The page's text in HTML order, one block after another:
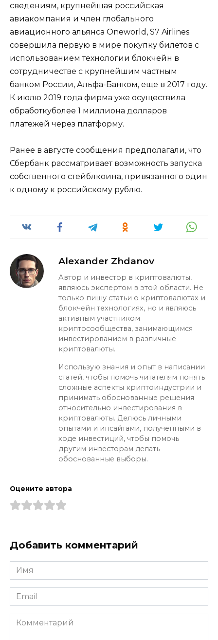
сведениям, крупнейшая российская
авиакомпания и член глобального
авиационного альянса Oneworld, S7 Airlines
совершила первую в мире покупку билетов с
использованием технологии блокчейн в
сотрудничестве с крупнейшим частным
банком России, Альфа-Банком, еще в 2017 году.
К июлю 2019 года фирма уже осуществила
обработкуболее 1 миллиона долларов
платежей через платформу.
Ранее в августе сообщения предполагали, что
Сбербанк рассматривает возможность запуска
собственного стейблкоина, привязанного один
к одному к российскому рублю.
Alexander Zhdanov
Автор и инвестор в криптовалюты,
являюсь экспертом в этой области. Не
только пишу статьи о криптовалютах и
блокчейн технологиях, но и являюсь
активным участником
криптосообщества, занимающимся
инвестированием в различные
криптовалюты.
Использую знания и опыт в написании
статей, чтобы помочь читателям понять
сложные аспекты криптоиндустрии и
принимать обоснованные решения
относительно инвестирования в
криптовалюты. Делюсь личными
опытами и инсайтами, полученными в
ходе инвестиций, чтобы помочь
другим инвесторам делать
обоснованные выборы.
Оцените автора
Добавить комментарий
Имя
*
Email
*
Комментарий